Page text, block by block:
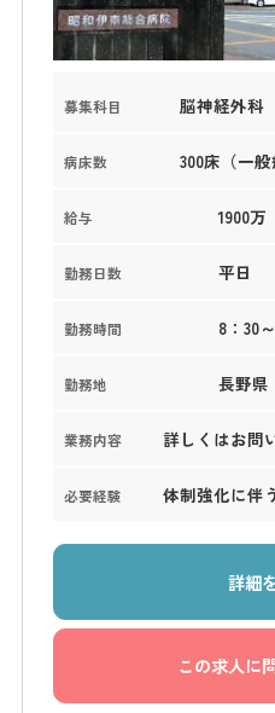
募集科目 脳神経外科
病床数 300床（一般
給与 1900万
勤務日数 平日
勤務時間 8：30
勤務地 長野県
業務内容 詳しくはお問
必要経験 体制強化に伴
詳細
この求人に